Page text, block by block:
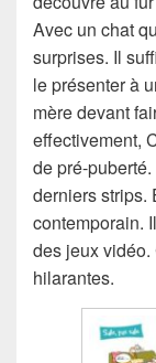
Avec un chat
surprises. Il
le présenter à
mère devant
effectivement,
de pré-
derniers strips.
contemporain.
des jeux
hilarantes.